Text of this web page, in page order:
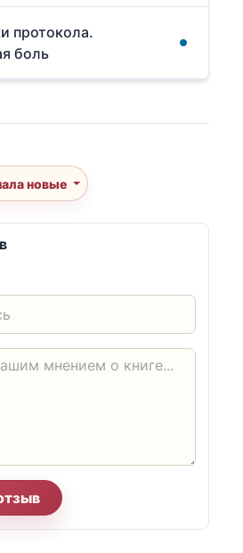
протокола.
боль
Сначала новые
отзыв